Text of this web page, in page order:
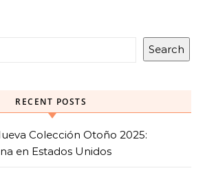
Search
RECENT POSTS
Colección Otoño 2025:
en Estados Unidos